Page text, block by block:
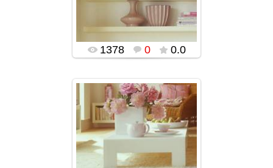
popularsge
1378 0 0.0
05.01.2016
popularsge